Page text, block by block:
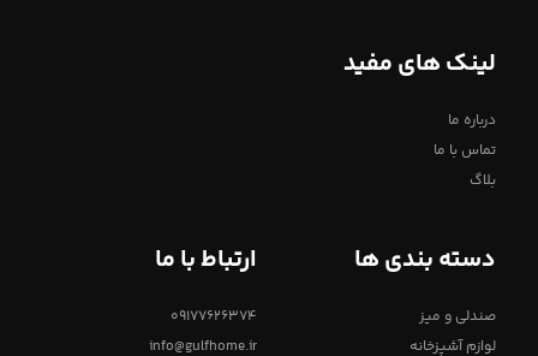
لینک های مفید
درباره ما
تماس با ما
بلاگ
دسته بندی ها
صندلی و میز
لوازم آشپزخانه
ارتباط با ما
09177626374
info@gulfhome.ir